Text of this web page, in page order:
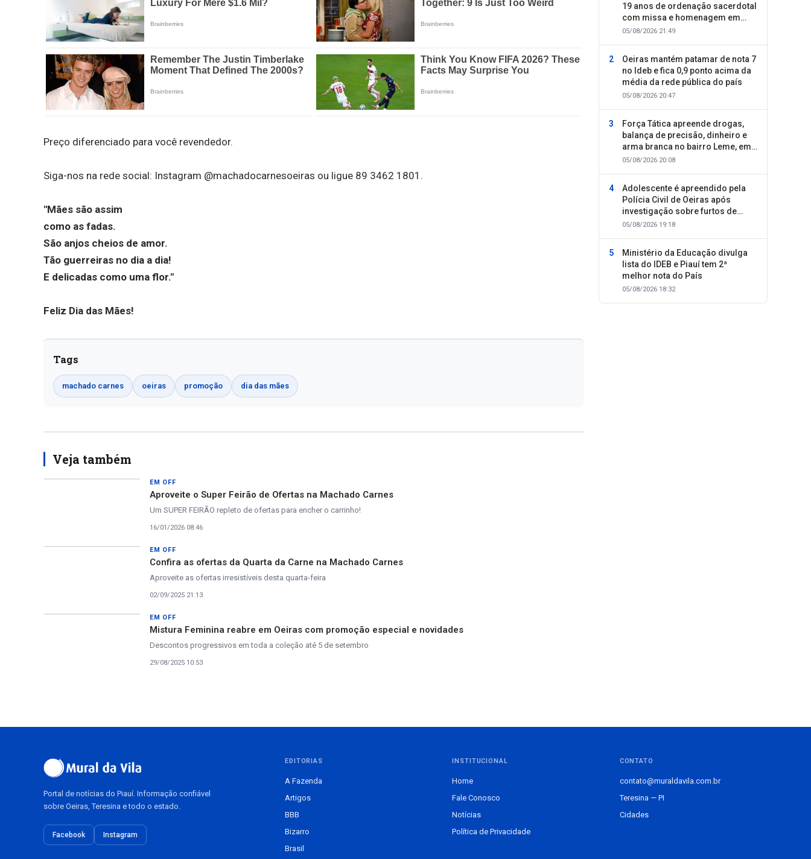
Preço diferenciado para você revendedor.
Siga-nos na rede social: Instagram @machadocarnesoeiras ou ligue 89 3462 1801.
"Mães são assim
como as fadas.
São anjos cheios de amor.
Tão guerreiras no dia a dia!
E delicadas como uma flor."
Feliz Dia das Mães!
Tags
machado carnes oeiras promoção dia das mães
Veja também
EM OFF
Aproveite o Super Feirão de Ofertas na Machado Carnes
Um SUPER FEIRÃO repleto de ofertas para encher o carrinho!
16/01/2026 08:46
EM OFF
Confira as ofertas da Quarta da Carne na Machado Carnes
Aproveite as ofertas irresistíveis desta quarta-feira
02/09/2025 21:13
EM OFF
Mistura Feminina reabre em Oeiras com promoção especial e novidades
Descontos progressivos em toda a coleção até 5 de setembro
29/08/2025 10:53
19 anos de ordenação sacerdotal
com missa e homenagem em
Colônia do Piauí
05/08/2026 21:49
Oeiras mantém patamar de nota 7
no Ideb e fica 0,9 ponto acima da
média da rede pública do país
05/08/2026 20:47
Força Tática apreende drogas,
balança de precisão, dinheiro e
arma branca no bairro Leme, em
Oeiras
05/08/2026 20:08
Adolescente é apreendido pela
Polícia Civil de Oeiras após
investigação sobre furtos de
motocicletas
05/08/2026 19:18
Ministério da Educação divulga
lista do IDEB e Piauí tem 2ª
melhor nota do País
05/08/2026 18:32
Portal de notícias do Piauí. Informação confiável
sobre Oeiras, Teresina e todo o estado.
Facebook Instagram
EDITORIAS
A Fazenda
Artigos
BBB
Bizarro
Brasil
INSTITUCIONAL
Home
Fale Conosco
Notícias
Política de Privacidade
CONTATO
contato@muraldavila.com.br
Teresina — PI
Cidades